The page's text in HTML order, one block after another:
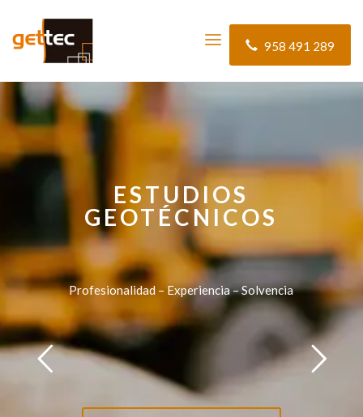
958 491 289
ESTUDIOS
GEOTÉCNICOS
Profesionalidad – Experiencia – Solvencia